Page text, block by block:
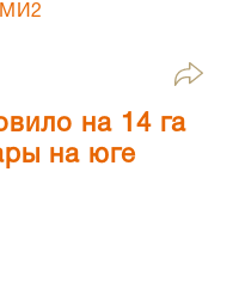
на 14 га
на юге